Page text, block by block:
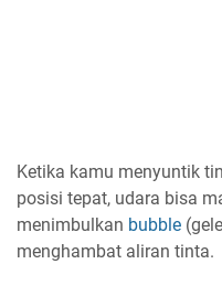
Ketika kamu menyuntik
posisi tepat, udara bisa
menimbulkan bubble
menghambat aliran tinta.